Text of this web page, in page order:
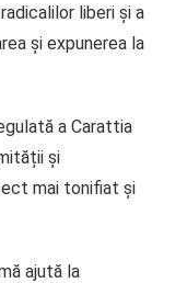
liberi și a
și expunerea la
a Carattia
și
mai tonifiat și
ajută la